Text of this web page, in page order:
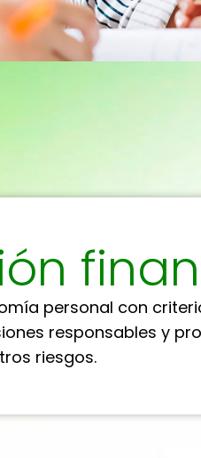
personal con
responsables y
riesgos.